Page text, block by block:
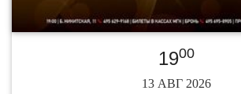
1900
13 АВГ 2026